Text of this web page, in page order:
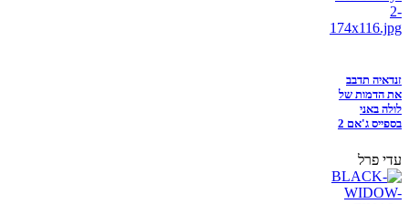
זנדאיה תדבב
את הדמות של
לולה באני
בספייס ג'אם 2
עדי פרל